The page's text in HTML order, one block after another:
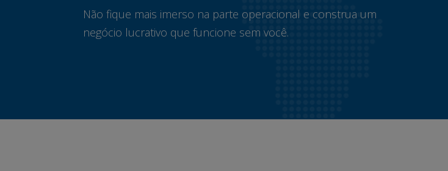
Não fique mais imerso na parte operacional e construa um
negócio lucrativo que funcione sem você.